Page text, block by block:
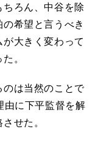
ろん、中谷を除
希望と言うべき
大きく変わって
。
は当然のことで
由に下平監督を解
せた。